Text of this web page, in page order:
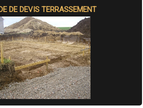
DE DEVIS TERRASSEMENT